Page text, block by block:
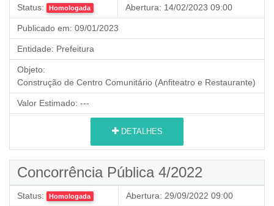
Status: Homologada Abertura: 14/02/2023 09:00
Publicado em: 09/01/2023
Entidade: Prefeitura
Objeto:
Construção de Centro Comunitário (Anfiteatro e Restaurante)
Valor Estimado: ---
DETALHES
Concorrência Pública 4/2022
Status: Homologada Abertura: 29/09/2022 09:00